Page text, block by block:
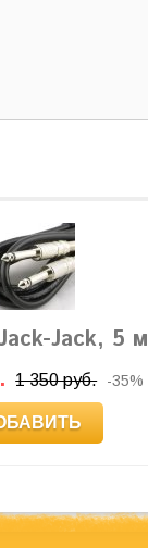
Jack, 5 м
1 350 руб. -35%